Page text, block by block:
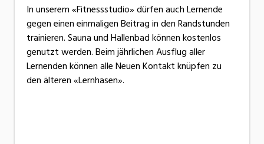
In unserem «Fitnessstudio» dürfen auch Lernende
gegen einen einmaligen Beitrag in den Randstunden
trainieren. Sauna und Hallenbad können kostenlos
genutzt werden. Beim jährlichen Ausflug aller
Lernenden können alle Neuen Kontakt knüpfen zu
den älteren «Lernhasen».